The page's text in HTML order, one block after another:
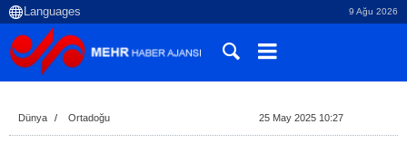
9 Ağu 2026
Dünya Ortadoğu 25 May 2025 10:27